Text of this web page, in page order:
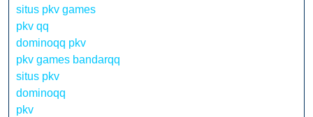
situs pkv games
pkv qq
dominoqq pkv
pkv games bandarqq
situs pkv
dominoqq
pkv